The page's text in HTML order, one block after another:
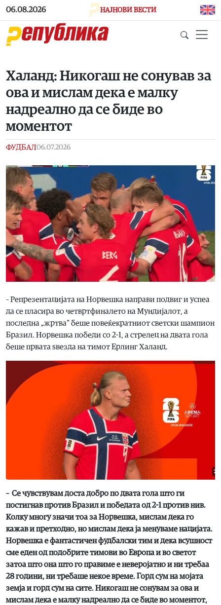
Skip to main content
06.08.2026 НАЈНОВИ ВЕСТИ
Халанд: Никогаш не сонував за
ова и мислам дека е малку
надреално да се биде во
моментот
ФУДБАЛ06.07.2026
– Репрезентацијата на Норвешка направи подвиг и успеа
да се пласира во четвртфиналето на Мундијалот, а
последна „жртва“ беше повеќекратниот светски шампион
Бразил. Норвешка победи со 2-1, а стрелец на двата гола
беше првата ѕвезда на тимот Ерлинг Халанд.
– Се чувствувам доста добро по двата гола што ги
постигнав против Бразил и победата од 2-1 против нив.
Колку многу значи тоа за Норвешка, мислам дека го
кажав и претходно, но мислам дека ја менуваме нацијата.
Норвешка е фантастичен фудбалски тим и дека всушност
сме еден од подобрите тимови во Европа и во светот
затоа што она што го правиме е неверојатно и ни требаа
28 години, ни требаше некое време. Горд сум на мојата
земја и горд сум на сите. Никогаш не сонувам за ова и
мислам дека е малку надреално да се биде во моментот,